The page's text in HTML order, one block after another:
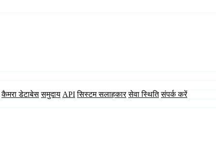
कैमरा डेटाबेस समुदाय API सिस्टम सलाहकार सेवा स्थिति संपर्क करें